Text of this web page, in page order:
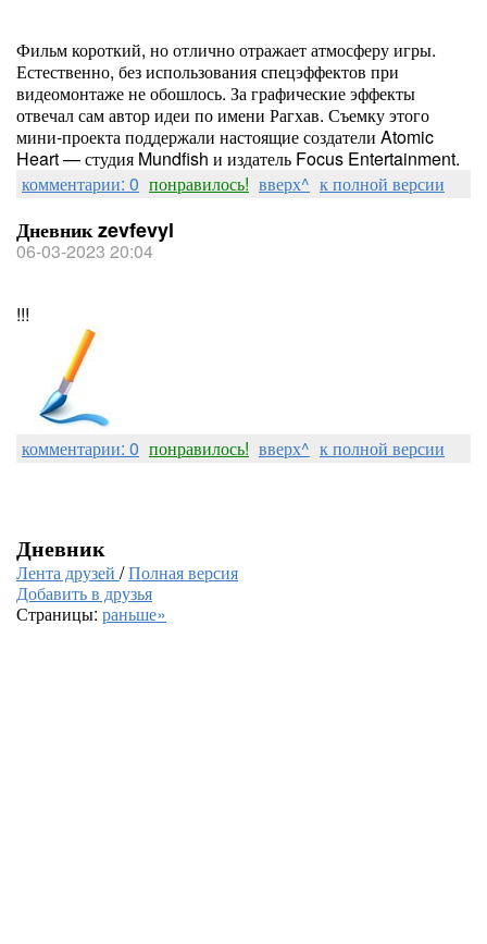
Фильм короткий, но отлично отражает атмосферу игры.
Естественно, без использования спецэффектов при
видеомонтаже не обошлось. За графические эффекты
отвечал сам автор идеи по имени Рагхав. Съемку этого
мини-проекта поддержали настоящие создатели Atomic
Heart — студия Mundfish и издатель Focus Entertainment.
комментарии: 0 понравилось! вверх^ к полной версии
Дневник zevfevyl
06-03-2023 20:04
!!!
комментарии: 0 понравилось! вверх^ к полной версии
Дневник
Лента друзей /Полная версия
Добавить в друзья
Страницы: раньше»